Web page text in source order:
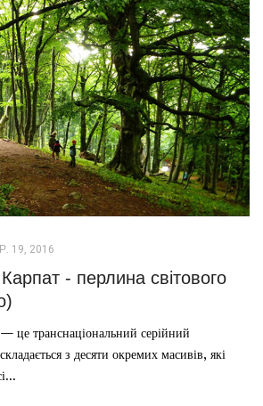
19, 2016
- перлина світового
це транснаціональний серійний
з десяти окремих масивів, які